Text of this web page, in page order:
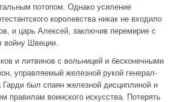
потопом. Однако усиление
королевства никак не входило
и царь Алексей, заключив перемирие с
войну Швеции.
и литвинов с вольницей и бесконечными
управляемый железной рукой генерал-
Гарди был спаян железной дисциплиной и
правилам воинского искусства. Потерять